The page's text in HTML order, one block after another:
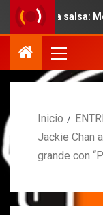
Moa
Inicio
Jackie Chan
grande con